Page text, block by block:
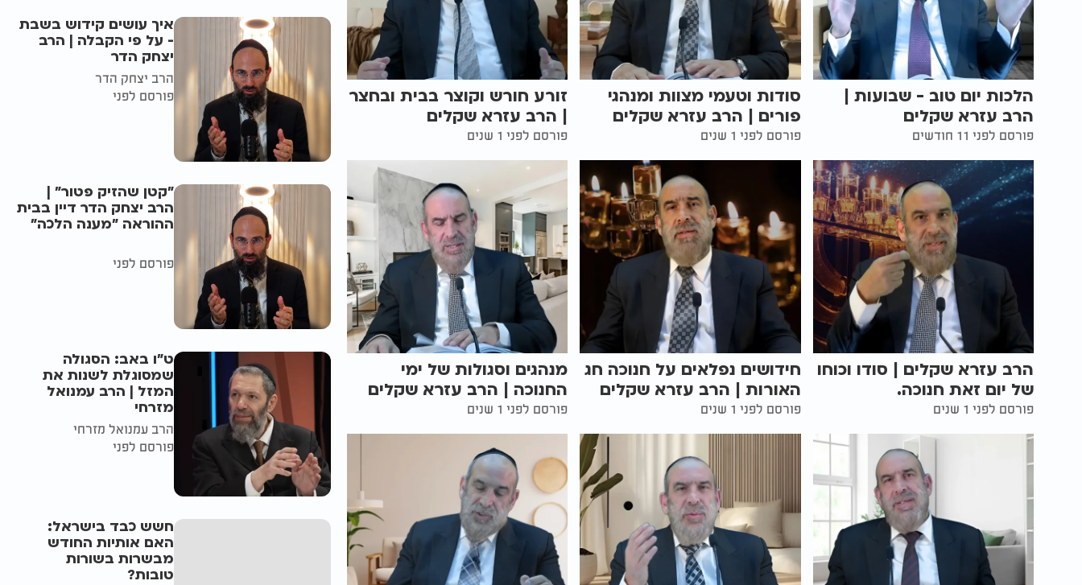
הלכות יום טוב - שבועות |
הרב עזרא שקלים
פורסם לפני 11 חודשים
סודות וטעמי מצוות ומנהגי
פורים | הרב עזרא שקלים
פורסם לפני 1 שנים
זורע חורש וקוצר בבית ובחצר
| הרב עזרא שקלים
פורסם לפני 1 שנים
הרב עזרא שקלים | סודו וכוחו
של יום זאת חנוכה.
פורסם לפני 1 שנים
חידושים נפלאים על חנוכה חג
האורות | הרב עזרא שקלים
פורסם לפני 1 שנים
מנהגים וסגולות של ימי
החנוכה | הרב עזרא שקלים
פורסם לפני 1 שנים
איך עושים קידוש בשבת
- על פי הקבלה | הרב
יצחק הדר
הרב יצחק הדר
פורסם לפני
"קטן שהזיק פטור" |
הרב יצחק הדר דיין בבית
ההוראה "מענה הלכה"
פורסם לפני
ט"ו באב: הסגולה
שמסוגלת לשנות את
המזל | הרב עמנואל
מזרחי
הרב עמנואל מזרחי
פורסם לפני
חשש כבד בישראל:
האם אותיות החודש
מבשרות בשורות
טובות?